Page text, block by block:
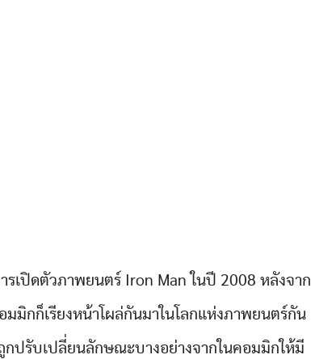
รเปิดตัวภาพยนตร์ Iron Man ในปี 2008 หลังจาก
มิกก็เรียงหน้าโผล่กันมาในโลกแห่งภาพยนตร์กัน
ปรับเปลี่ยนลักษณะบางอย่างจากในคอมมิกให้มี